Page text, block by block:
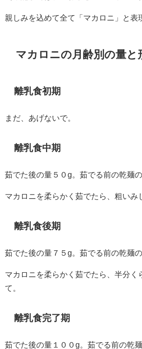
親しみを込めて全て「マカロニ」と表
マカロニの月齢別の量と
離乳食初期
まだ、あげないで。
離乳食中期
茹でた後の量５０g。茹でる前の乾麺
マカロニを柔らかく茹でたら、粗いみ
離乳食後期
茹でた後の量７５g。茹でる前の乾麺
マカロニを柔らかく茹でたら、半分く
て。
離乳食完了期
茹でた後の量１００g。茹でる前の乾